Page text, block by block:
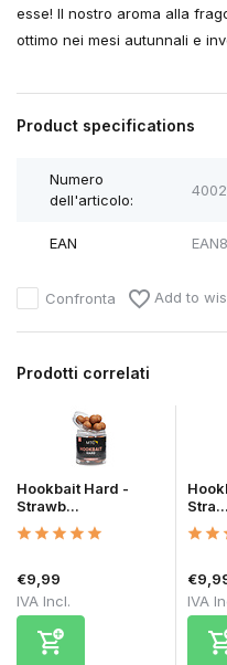
esse! Il nostro aroma alla
ottimo nei mesi autunnali e
Product specifications
Numero
dell'articolo:
EAN
Confronta Add to
Prodotti correlati
Hookbait Hard -
Strawb...
€9,99
IVA Incl.
Stra...
IVA